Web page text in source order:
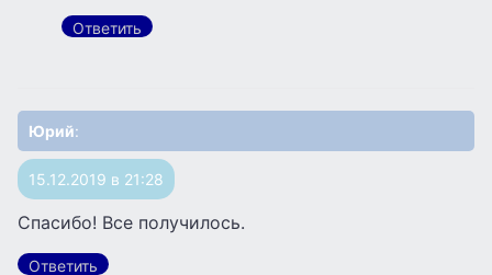
Ответить
Юрий:
15.12.2019 в 21:28
Спасибо! Все получилось.
Ответить